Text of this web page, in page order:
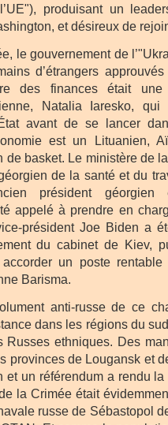
produisant un
et désireux de
le gouvernement de
d’étrangers
des finances était une
Natalia Iaresko,
avant de se lancer
est un Lituanien,
de basket. Le ministère de
de la santé et du
président géorgien
appelé à prendre en
président Joe Biden a
du cabinet de Kiev,
accorder un poste
Barisma.
anti-russe de ce
dans les régions du
Russes ethniques. Des
provinces de Lougansk et
et un référendum a rendu
la Crimée était
russe de Sébastopol